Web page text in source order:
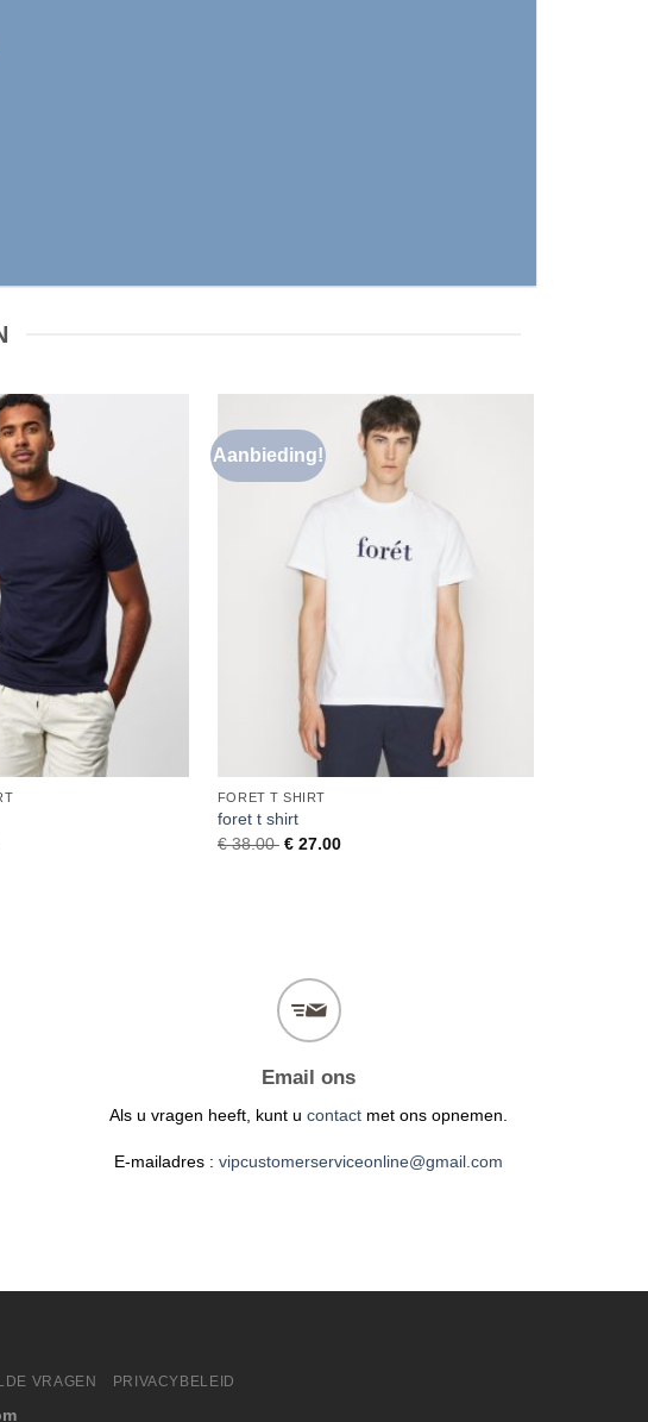
verlanglijst
Aanbieding!
FORET T SHIRT
foret t shirt
€38.00 €27.00
Email ons
Als u vragen heeft, kunt ucontact met ons opnemen.
E-mailadres :vipcustomerserviceonline@gmail.com
VRAGEN PRIVACYBELEID